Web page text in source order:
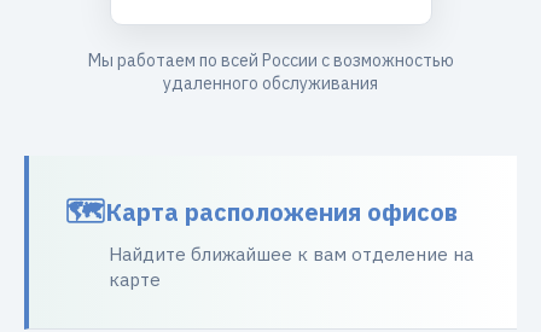
Мы работаем по всей России с возможностью
удаленного обслуживания
Карта расположения офисов
Найдите ближайшее к вам отделение на
карте